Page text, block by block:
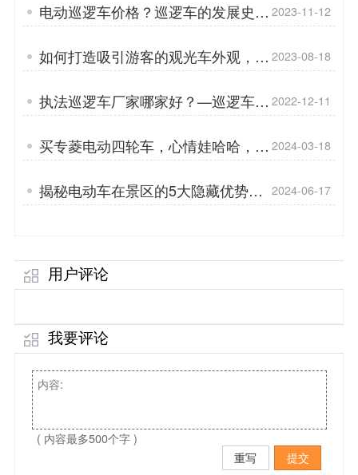
电动巡逻车价格？巡逻车的发展史？
「专菱」
2023-11-12
如何打造吸引游客的观光车外观，从
车身到底盘的设计与构造「专菱」
2023-08-18
执法巡逻车厂家哪家好？—巡逻车不
同电池的区别[专菱]
2022-12-11
买专菱电动四轮车，心情娃哈哈，身
体AD钙
2024-03-18
揭秘电动车在景区的5大隐藏优势，
你了解吗？「专菱」
2024-06-17
用户评论
我要评论
( 内容最多500个字 )
重写
提交